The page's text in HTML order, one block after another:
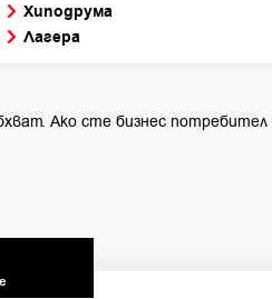
Хиподрума
Лагера
Ако сте бизнес